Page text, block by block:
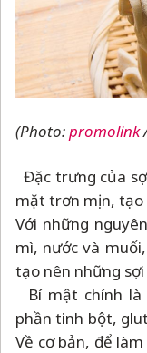
(Photo:promolink
Đặc trưng của
mặt trơn mịn, tạo
Với những
mì, nước và
tạo nên những
Bí mật chính là
phần tinh bột,
Về cơ bản, để